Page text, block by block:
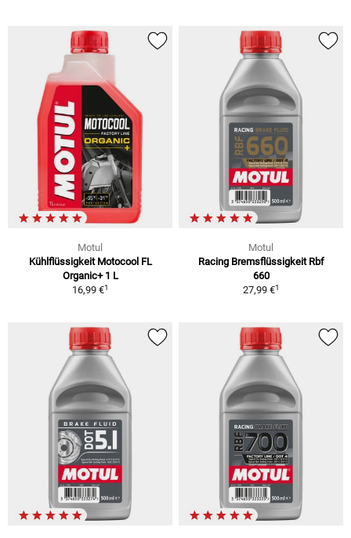
Motul
Kühlflüssigkeit Motocool FL
Organic+ 1 L
16,99 €1
Motul
Racing Bremsflüssigkeit Rbf
660
27,99 €1